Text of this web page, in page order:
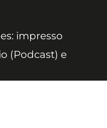
impresso
(Podcast) e